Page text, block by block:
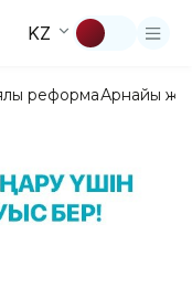
KZ
реформаАрнайы